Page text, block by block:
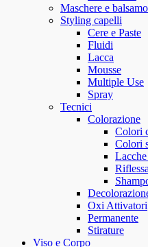
Maschere e balsamo
Styling capelli
Cere e Paste
Fluidi
Lacca
Mousse
Multiple Use
Spray
Tecnici
Colorazione
Colori
Colori
Oxi Attivatori
Permanente
Stirature
Viso e Corpo